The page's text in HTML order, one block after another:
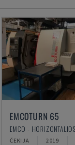
EMCOTURN 65
ČEKIJA 2019